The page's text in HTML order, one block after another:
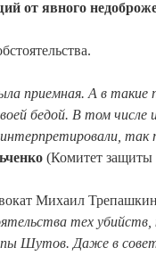
от явного
приемная. А в такие
бедой. В том числе
так
(Комитет защиты
Михаил
тех
Шутов. Даже в